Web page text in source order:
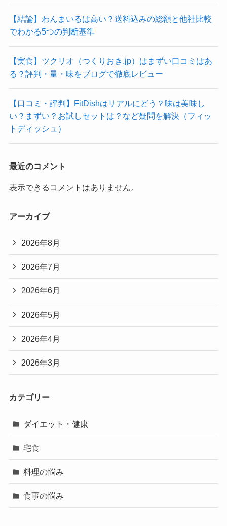
【結論】わんまいるは高い？送料込みの総額と他社比較
でわかる5つの判断基準
【実食】ツクリオ（つくりおき.jp）はまずい口コミはあ
る？評判・量・味をブログで徹底レビュー
【口コミ・評判】FitDishはリアルにどう？味は美味し
い？まずい？お試しセットは？など疑問を解決（フィッ
トディッシュ）
最近のコメント
表示できるコメントはありません。
アーカイブ
2026年8月
2026年7月
2026年6月
2026年5月
2026年4月
2026年3月
カテゴリー
ダイエット・健康
宅食
料理の悩み
食事の悩み